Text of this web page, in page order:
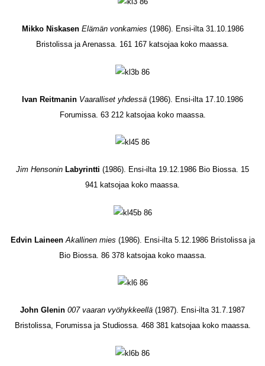
Mikko Niskasen Elämän vonkamies (1986). Ensi-ilta 31.10.1986
Bristolissa ja Arenassa. 161 167 katsojaa koko maassa.
Ivan Reitmanin Vaaralliset yhdessä (1986). Ensi-ilta 17.10.1986
Forumissa. 63 212 katsojaa koko maassa.
Jim Hensonin Labyrintti (1986). Ensi-ilta 19.12.1986 Bio Biossa. 15
941 katsojaa koko maassa.
Edvin Laineen Akallinen mies (1986). Ensi-ilta 5.12.1986 Bristolissa ja
Bio Biossa. 86 378 katsojaa koko maassa.
John Glenin 007 vaaran vyöhykkeellä (1987). Ensi-ilta 31.7.1987
Bristolissa, Forumissa ja Studiossa. 468 381 katsojaa koko maassa.